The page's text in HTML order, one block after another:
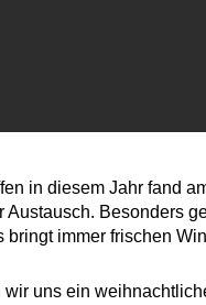
in diesem Jahr fand
Austausch. Besonders
bringt immer frischen
wir uns ein